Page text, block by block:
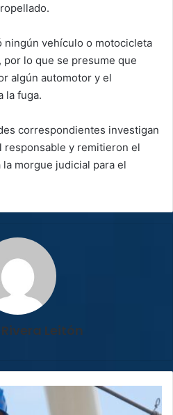
ningún vehículo o motocicleta
lo que se presume que
algún automotor y el
la fuga.
correspondientes investigan
responsable y remitieron el
morgue judicial para el
Leitón